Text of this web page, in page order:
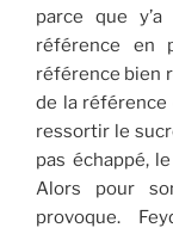
parce que
référence en
référence bien
de la référence
ressortir le
pas échappé,
Alors pour
provoque.